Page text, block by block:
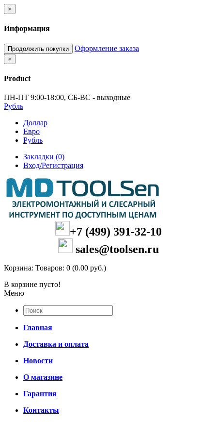
×
Информация
Продолжить покупки Оформление заказа
×
Product
ПН-ПТ 9:00-18:00, СБ-ВС - выходные
Рубль
Доллар
Евро
Рубль
Закладки (0)
Вход/Регистрация
+7 (499) 391-32-10
sales@toolsen.ru
Корзина: Товаров: 0 (0.00 руб.)
В корзине пусто!
Меню
Главная
Доставка и оплата
Новости
О магазине
Гарантия
Контакты